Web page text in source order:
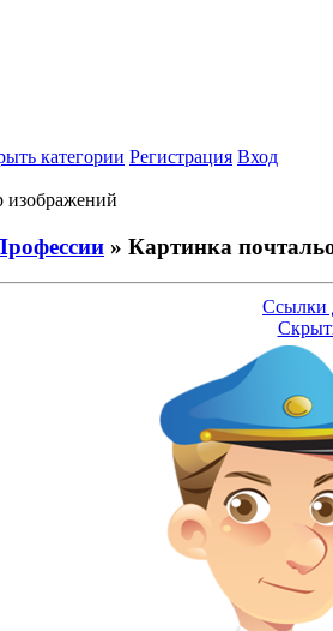
категории Регистрация Вход
изображений
» Картинка
Ссылки